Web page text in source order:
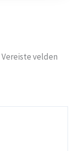
Vereiste velden